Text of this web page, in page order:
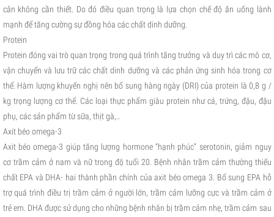
cân không cần thiết. Do đó điều quan trọng là lựa chọn chế độ ăn uống lành
mạnh để tăng cường sự đồng hóa các chất dinh dưỡng.
Protein
Protein đóng vai trò quan trọng trong quá trình tăng trưởng và duy trì các mô cơ,
vận chuyển và lưu trữ các chất dinh dưỡng và các phản ứng sinh hóa trong cơ
thể. Hàm lượng khuyến nghị nên bổ sung hàng ngày (DRI) của protein là 0,8 g /
kg trọng lượng cơ thể. Các loại thực phẩm giàu protein như cá, trứng, đậu, đậu
phụ, các sản phẩm từ sữa, thịt gà,..
Axit béo omega-3
Axit béo omega-3 giúp tăng lượng hormone “hạnh phúc” serotonin, giảm nguy
cơ trầm cảm ở nam và nữ trong độ tuổi 20. Bệnh nhân trầm cảm thường thiếu
chất EPA và DHA- hai thành phần chính của axit béo omega 3. Bổ sung EPA hỗ
trợ quá trình điều trị trầm cảm ở người lớn, trầm cảm lưỡng cực và trầm cảm ở
trẻ em. DHA được sử dụng cho những bệnh nhân bị trầm cảm nhẹ, trầm cảm sau